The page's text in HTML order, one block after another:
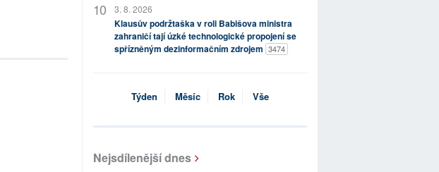
3. 8. 2026
Klausův podržtaška v roli Babišova ministra
zahraničí tají úzké technologické propojení se
spřízněným dezinformačním zdrojem 3474
Týden Měsíc Rok Vše
Nejsdílenější dnes